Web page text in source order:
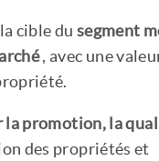
cible du segment
, avec une
la promotion, la
des propriétés et